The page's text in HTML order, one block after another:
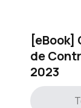
[eBook]
de
2023